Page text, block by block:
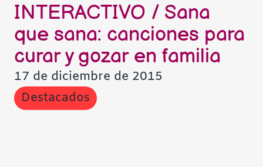
INTERACTIVO / Sana
que sana: canciones para
curar y gozar en familia
17 de diciembre de 2015
Destacados
Escala de grises
Alto contraste